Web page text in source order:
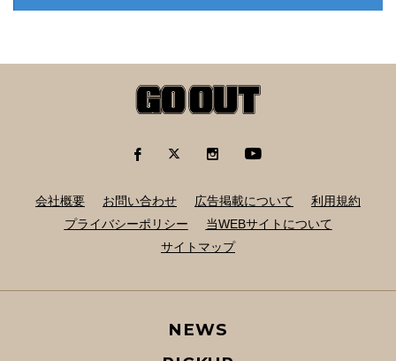
会社概要 お問い合わせ 広告掲載について
利用規約
プライバシーポリシー
当WEBサイトについて
サイトマップ
NEWS